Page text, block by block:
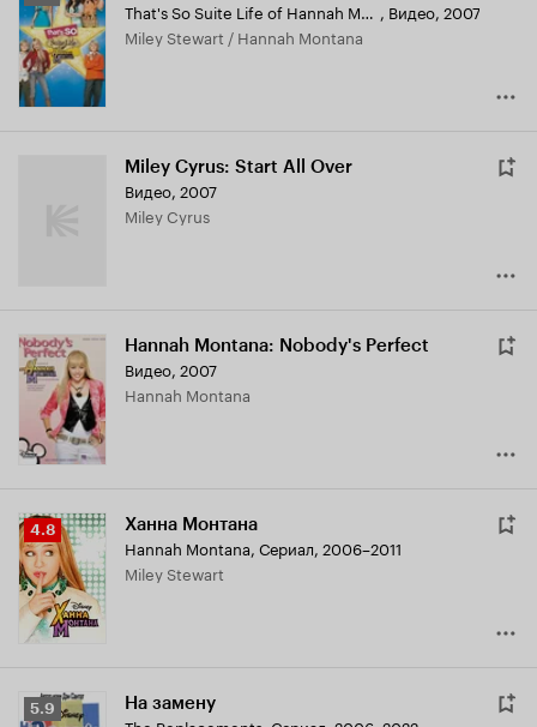
Кинопоиска
5.3
That's So Suite Life of Hannah Montana , Видео, 2007
Miley Stewart / Hannah Montana
Miley Cyrus: Start All Over
Видео, 2007
Miley Cyrus
Hannah Montana: Nobody's Perfect
Видео, 2007
Hannah Montana
Рейтинг
Кинопоиска
4.8
4.8 Ханна Монтана
Hannah Montana, Сериал, 2006–2011
Miley Stewart
Рейтинг
5.9 На замену